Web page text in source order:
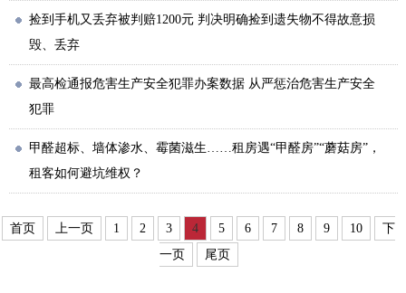
捡到手机又丢弃被判赔1200元 判决明确捡到遗失物不得故意损
毁、丢弃
最高检通报危害生产安全犯罪办案数据 从严惩治危害生产安全
犯罪
甲醛超标、墙体渗水、霉菌滋生……租房遇“甲醛房”“蘑菇房”，
租客如何避坑维权？
首页 上一页 1 2 3 4 5 6 7 8 9 10
下
一页
尾页